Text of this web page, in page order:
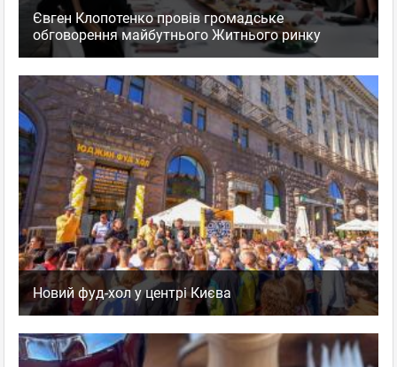
Євген Клопотенко провів громадське
обговорення майбутнього Житнього ринку
Новий фуд-хол у центрі Києва